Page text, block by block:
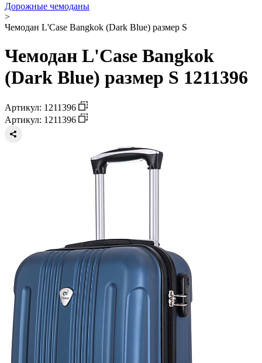
Дорожные чемоданы
>
Чемодан L'Case Bangkok (Dark Blue) размер S
Чемодан L'Case Bangkok
(Dark Blue) размер S 1211396
Артикул: 1211396
Артикул: 1211396